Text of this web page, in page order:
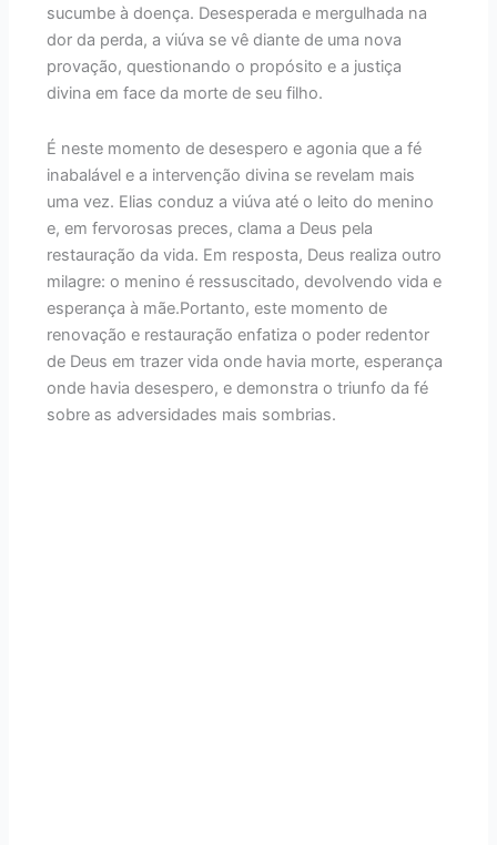
sucumbe à doença. Desesperada e mergulhada na
dor da perda, a viúva se vê diante de uma nova
provação, questionando o propósito e a justiça
divina em face da morte de seu filho.
É neste momento de desespero e agonia que a fé
inabalável e a intervenção divina se revelam mais
uma vez. Elias conduz a viúva até o leito do menino
e, em fervorosas preces, clama a Deus pela
restauração da vida. Em resposta, Deus realiza outro
milagre: o menino é ressuscitado, devolvendo vida e
esperança à mãe.Portanto, este momento de
renovação e restauração enfatiza o poder redentor
de Deus em trazer vida onde havia morte, esperança
onde havia desespero, e demonstra o triunfo da fé
sobre as adversidades mais sombrias.